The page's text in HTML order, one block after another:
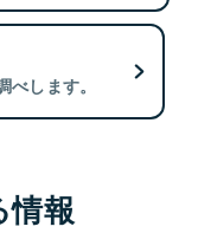
します。
情報